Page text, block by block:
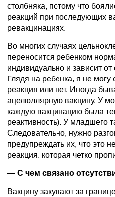
столбняка, потому что
реакций при последующих
ревакцинациях.
Во многих случаях
переносится ребенком
индивидуально и зависит
Глядя на ребенка, я не могу
реакция или нет. Иногда
ацелюллярную вакцину. У
каждую вакцинацию была
реактивность). У младшего
Следовательно, нужно
предупреждать их, что это
реакция, которая четко
— С чем связано
Вакцину закупают за